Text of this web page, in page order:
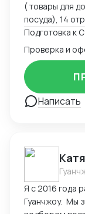
( товары для
посуда), 14
анализом и
Подготовка
Оформление
доставки,
платежей
корректности
Подготовка к
Написать
Я с 2016 года
Гуанчжоу. Мы